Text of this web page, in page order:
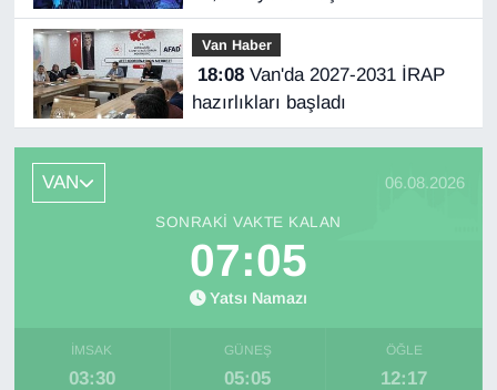
Van Haber
18:08Van'da 2027-2031 İRAP
hazırlıkları başladı
VAN 06.08.2026
SONRAKI VAKTE KALAN
07:05
Yatsı Namazı
İMSAK
03:30
GÜNEŞ
05:05
ÖĞLE
12:17